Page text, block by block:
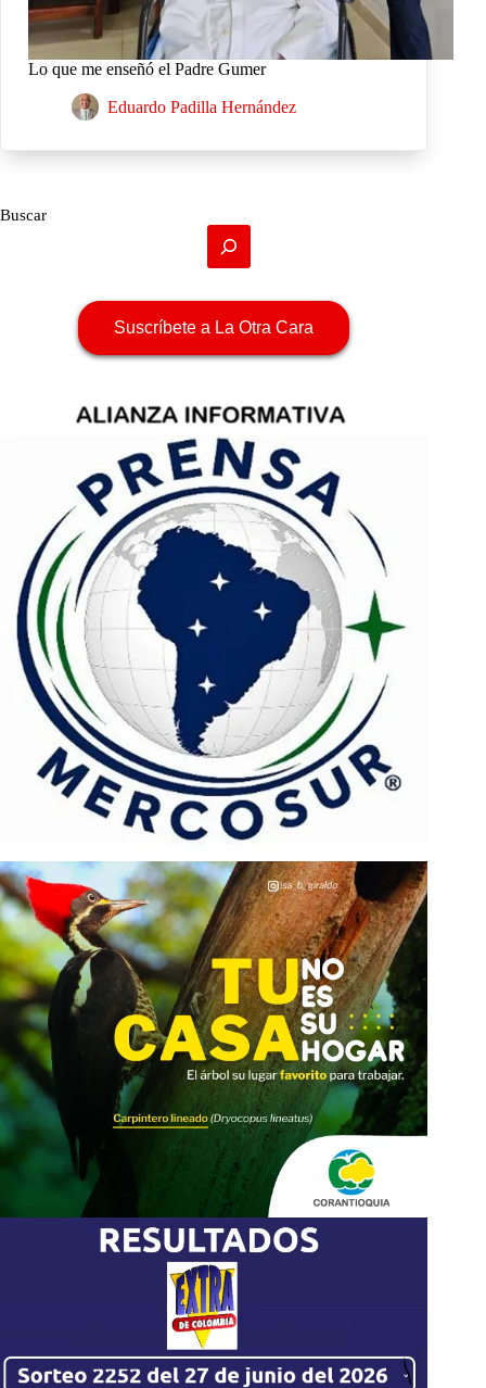
Lo que me enseñó el Padre Gumer
Eduardo Padilla Hernández
Buscar
Suscríbete a La Otra Cara